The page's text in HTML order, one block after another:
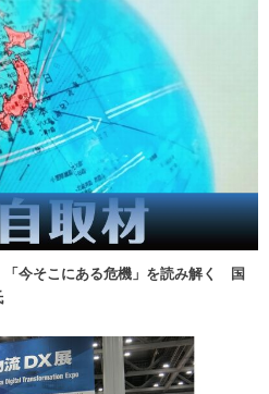
「今そこにある危機」を読み解く 国